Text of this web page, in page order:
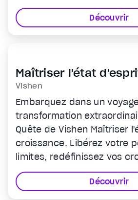
croissance personnelle et
dernières découvertes en
science cognitive.
Découvrir
Maîtriser l'état
croissance
Vishen
Embarquez dans un
transformation
Quête de Vishen Maîtriser
croissance. Libérez votre
limites, redéfinissez vos
amorcez une croissance
sans égale.
Découvrir